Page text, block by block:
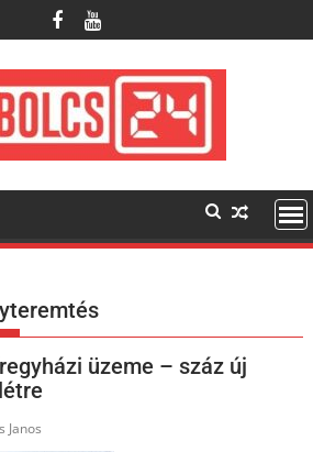
üzeme – száz új
Janos